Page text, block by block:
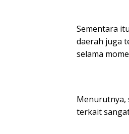
Sementara
daerah juga
selama
Menurutnya,
terkait